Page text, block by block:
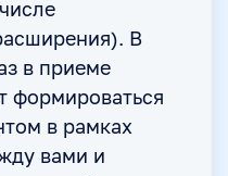
В
в приеме
формироваться
в рамках
вами и